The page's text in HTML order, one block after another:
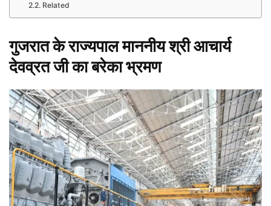
Related
गुजरात के राज्यपाल माननीय श्री आचार्य
देवव्रत जी का बरेका भ्रमण